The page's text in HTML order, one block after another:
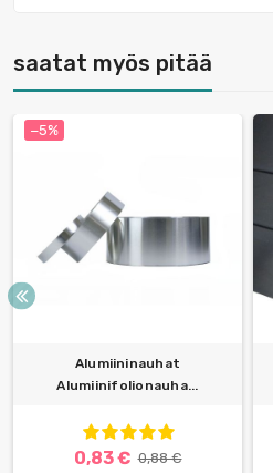
saatat myös pitää
−5%
Alumiininauhat
Alumiinifolionauha...
0,83 € 0,88 €